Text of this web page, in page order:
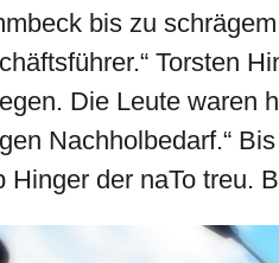
bis zu
Torsten
Die Leute waren
Nachholbedarf.“
Hinger der naTo treu.